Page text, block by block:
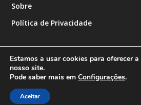
Sobre
Política de Privacidade
Designed by
Estamos a usar cookies para oferecer
nosso site.
Pode saber mais em Configurações.
Aceitar